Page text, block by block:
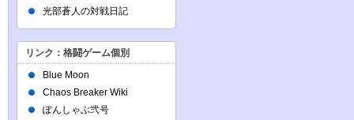
光部蒼人の対戦日記
リンク：格闘ゲーム個別
Blue Moon
Chaos Breaker Wiki
ぽんしゃぶ弐号